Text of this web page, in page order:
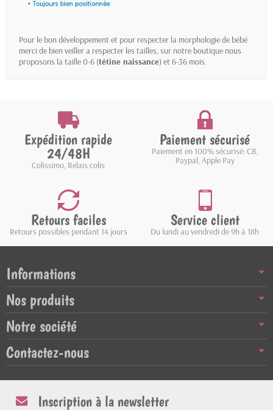
Pour le bon développement et pour respecter la morphologie de bébé
merci de bien veiller a respecter les tailles, sur notre boutique nous
proposons la taille 0-6 (tétine naissance) et 6-36 mois.
Expédition rapide
24/48H
Colissimo, Relais colis
Paiement sécurisé
Paiement en 100% sécurisé: CB,
Paypal, Apple Pay
Retours faciles
Retours possibles pendant 14 jours
Service client
Du lundi au vendredi de 9h à 18h
Informations
Nos produits
Notre société
Contactez-nous
Inscription à la newsletter